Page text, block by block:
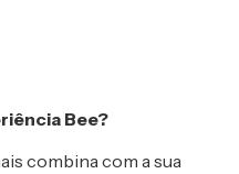
Bee?
combina com a sua